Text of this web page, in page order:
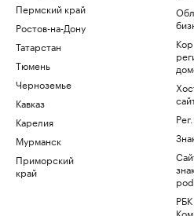
Пермский край
Ростов-на-Дону
Татарстан
Тюмень
Черноземье
Кавказ
Карелия
Мурманск
Приморский
край
РБК